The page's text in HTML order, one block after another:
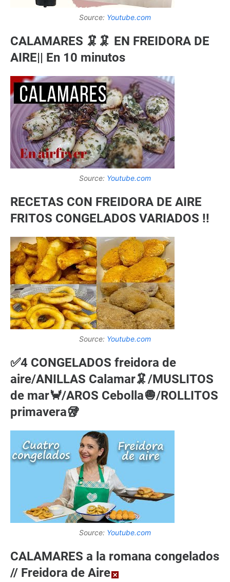
Source: Youtube.com
CALAMARES 🦑🦑 EN FREIDORA DE
AIRE|| En 10 minutos
Source: Youtube.com
RECETAS CON FREIDORA DE AIRE
FRITOS CONGELADOS VARIADOS !!
Source: Youtube.com
✅4 CONGELADOS freidora de
aire/ANILLAS Calamar🦑/MUSLITOS
de mar🦀/AROS Cebolla🧅/ROLLITOS
primavera🥡
Source: Youtube.com
CALAMARES a la romana congelados
// Freidora de Aire